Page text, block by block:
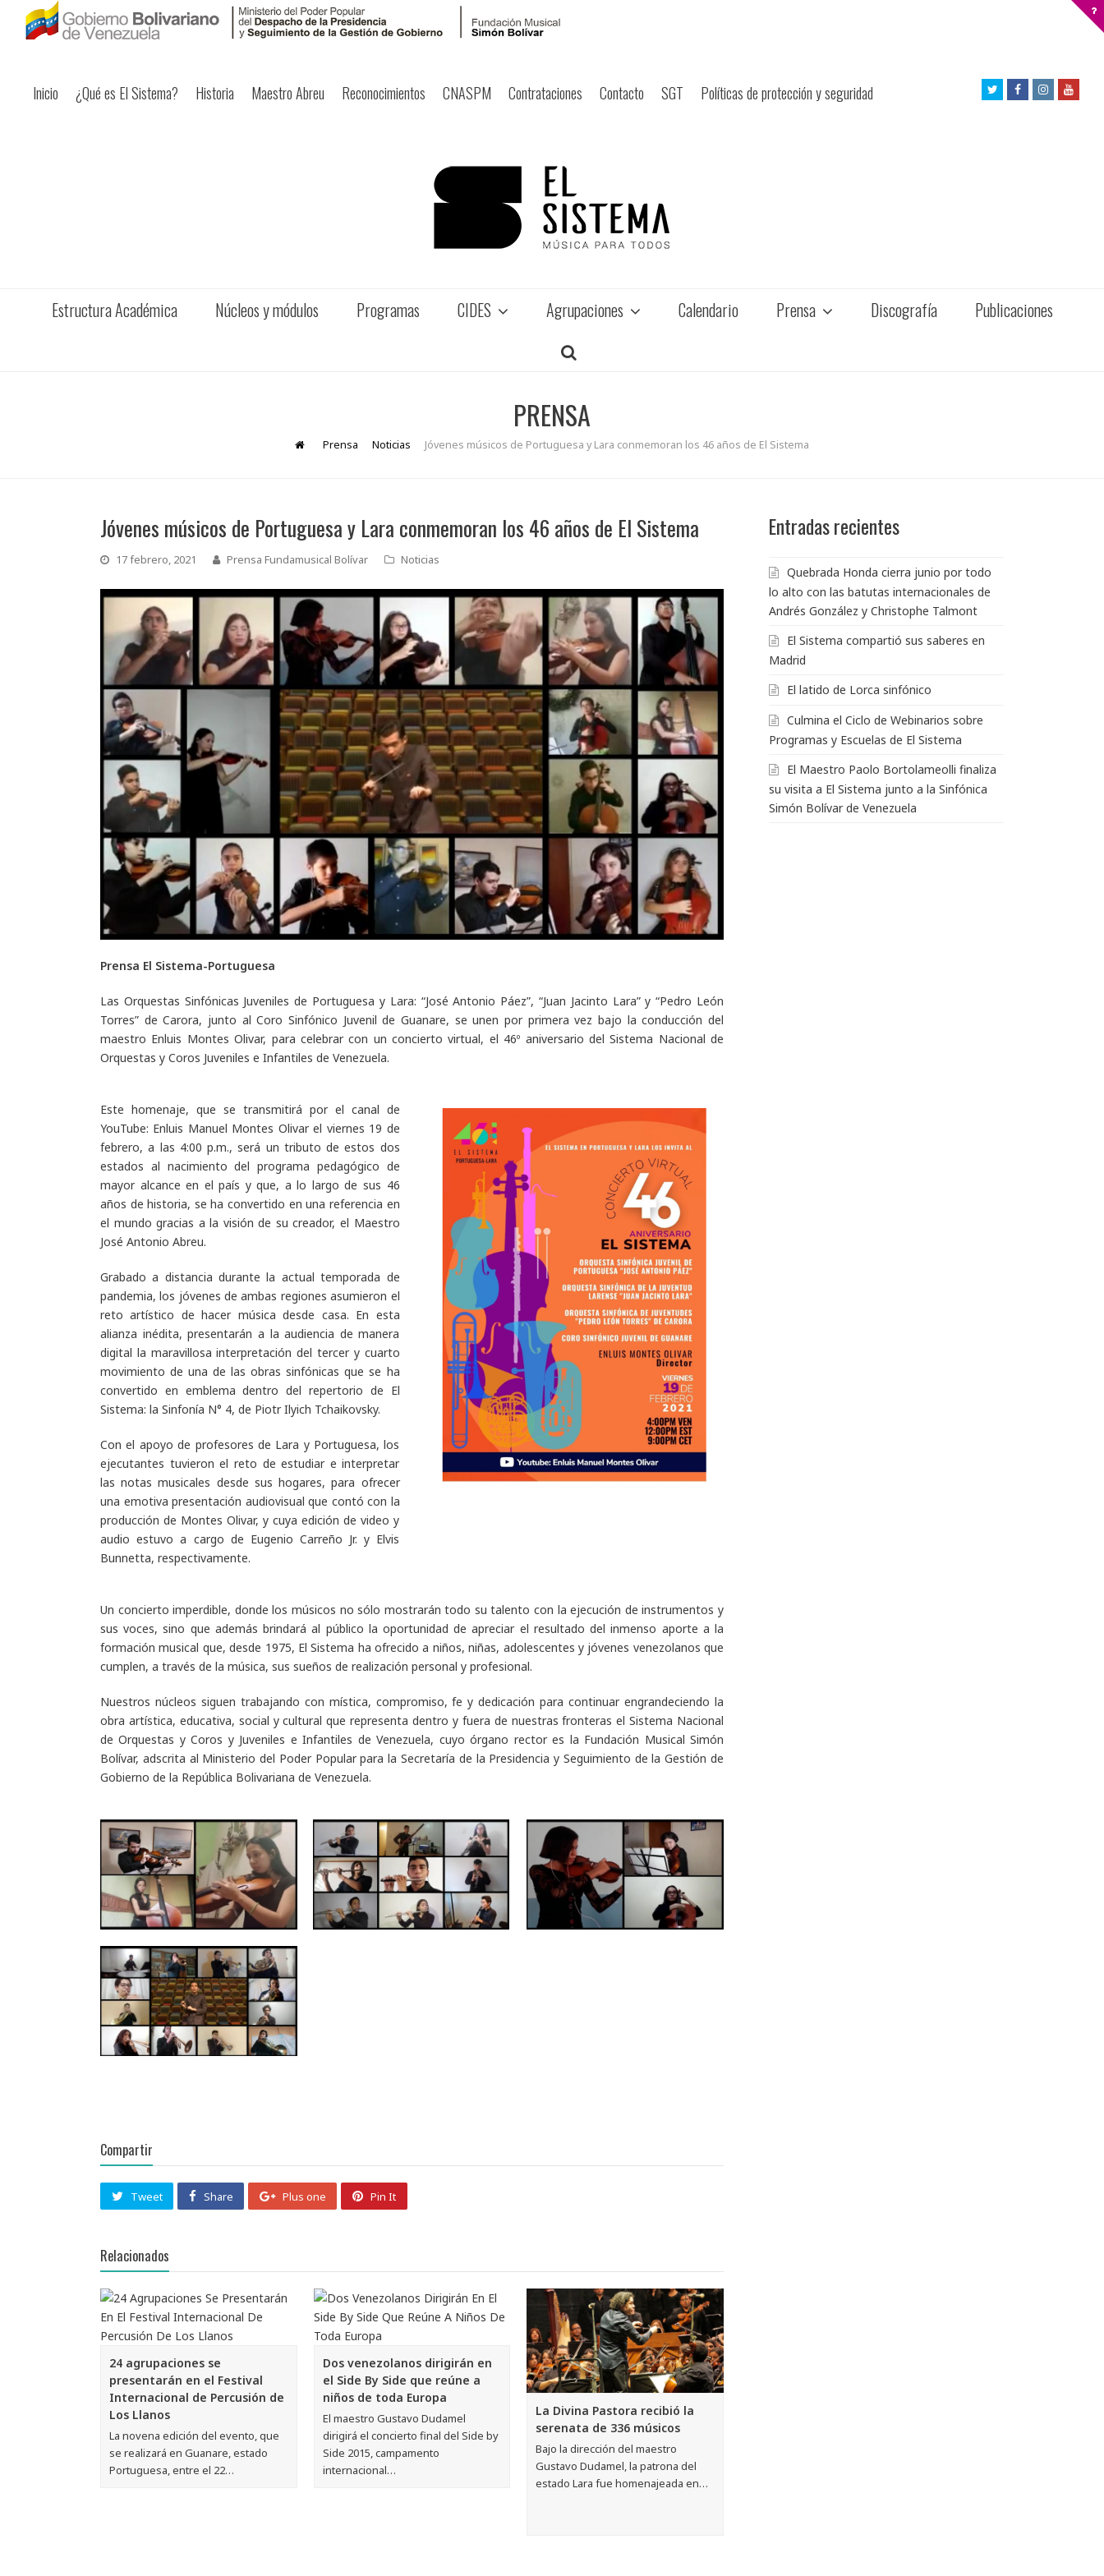
Inicio ¿Qué es El Sistema? Historia Maestro Abreu Reconocimientos CNASPM Contrataciones Contacto SGT Políticas de protección y seguridad
TwitterFacebookInstagram
Estructura Académica Núcleos y módulos Programas CIDES Agrupaciones Calendario Prensa Discografía Publicaciones
PRENSA
Prensa Noticias Jóvenes músicos de Portuguesa y Lara conmemoran los 46 años de El Sistema
Jóvenes músicos de Portuguesa y Lara conmemoran los 46 años de El Sistema
17 febrero, 2021 Prensa Fundamusical Bolívar Noticias
Prensa El Sistema-Portuguesa
Las Orquestas Sinfónicas Juveniles de Portuguesa y Lara: “José Antonio Páez”, “Juan Jacinto Lara” y “Pedro León
Torres” de Carora, junto al Coro Sinfónico Juvenil de Guanare, se unen por primera vez bajo la conducción del
maestro Enluis Montes Olivar, para celebrar con un concierto virtual, el 46º aniversario del Sistema Nacional de
Orquestas y Coros Juveniles e Infantiles de Venezuela.
Este homenaje, que se transmitirá por el canal de
YouTube: Enluis Manuel Montes Olivar el viernes 19 de
febrero, a las 4:00 p.m., será un tributo de estos dos
estados al nacimiento del programa pedagógico de
mayor alcance en el país y que, a lo largo de sus 46
años de historia, se ha convertido en una referencia en
el mundo gracias a la visión de su creador, el Maestro
José Antonio Abreu.
Grabado a distancia durante la actual temporada de
pandemia, los jóvenes de ambas regiones asumieron el
reto artístico de hacer música desde casa. En esta
alianza inédita, presentarán a la audiencia de manera
digital la maravillosa interpretación del tercer y cuarto
movimiento de una de las obras sinfónicas que se ha
convertido en emblema dentro del repertorio de El
Sistema: la Sinfonía N° 4, de Piotr Ilyich Tchaikovsky.
Con el apoyo de profesores de Lara y Portuguesa, los
ejecutantes tuvieron el reto de estudiar e interpretar
las notas musicales desde sus hogares, para ofrecer
una emotiva presentación audiovisual que contó con la
producción de Montes Olivar, y cuya edición de video y
audio estuvo a cargo de Eugenio Carreño Jr. y Elvis
Bunnetta, respectivamente.
Un concierto imperdible, donde los músicos no sólo mostrarán todo su talento con la ejecución de instrumentos y
sus voces, sino que además brindará al público la oportunidad de apreciar el resultado del inmenso aporte a la
formación musical que, desde 1975, El Sistema ha ofrecido a niños, niñas, adolescentes y jóvenes venezolanos que
cumplen, a través de la música, sus sueños de realización personal y profesional.
Nuestros núcleos siguen trabajando con mística, compromiso, fe y dedicación para continuar engrandeciendo la
obra artística, educativa, social y cultural que representa dentro y fuera de nuestras fronteras el Sistema Nacional
de Orquestas y Coros y Juveniles e Infantiles de Venezuela, cuyo órgano rector es la Fundación Musical Simón
Bolívar, adscrita al Ministerio del Poder Popular para la Secretaría de la Presidencia y Seguimiento de la Gestión de
Gobierno de la República Bolivariana de Venezuela.
Compartir
Tweet Share Plus one Pin It
Relacionados
24 agrupaciones se
presentarán en el Festival
Internacional de Percusión de
Los Llanos
La novena edición del evento, que
se realizará en Guanare, estado
Portuguesa, entre el 22…
Dos venezolanos dirigirán en
el Side By Side que reúne a
niños de toda Europa
El maestro Gustavo Dudamel
dirigirá el concierto final del Side by
Side 2015, campamento
internacional…
La Divina Pastora recibió la
serenata de 336 músicos
Bajo la dirección del maestro
Gustavo Dudamel, la patrona del
estado Lara fue homenajeada en…
Entradas recientes
Quebrada Honda cierra junio por todo
lo alto con las batutas internacionales de
Andrés González y Christophe Talmont
El Sistema compartió sus saberes en
Madrid
El latido de Lorca sinfónico
Culmina el Ciclo de Webinarios sobre
Programas y Escuelas de El Sistema
El Maestro Paolo Bortolameolli finaliza
su visita a El Sistema junto a la Sinfónica
Simón Bolívar de Venezuela